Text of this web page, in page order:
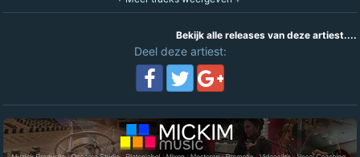
Bekijk alle releases van deze artiest....
Deel deze artiest: